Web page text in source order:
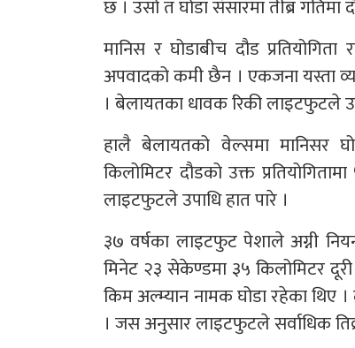
छ । उसो त घोडा संसारमा तीब्र गतिमा
मानिस र घोडाबीच दौड
अपवादको कमी छैन । एकजना यस्ता
। बेलायतका धावक रिकी लाइटफुटले
हालै बेलायतको वेल्समा मानिसर
किलोमिटर दौडको उक्त
लाइटफुटले उपाधि हात पारे ।
३७ वर्षका लाइटफुट पेशाले अग्नी
मिनेट २३ सेकेण्डमा ३५ किलोमिटर दूरी
किम अल्म्यान नामक घोडा रहेका थिए
। जस अनुसार लाइटफुटले सर्वाधिक